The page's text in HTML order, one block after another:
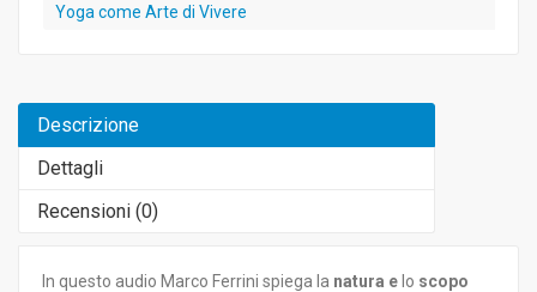
Yoga come Arte di Vivere
Descrizione
Dettagli
Recensioni (0)
In questo audio Marco Ferrini spiega la natura e lo scopo